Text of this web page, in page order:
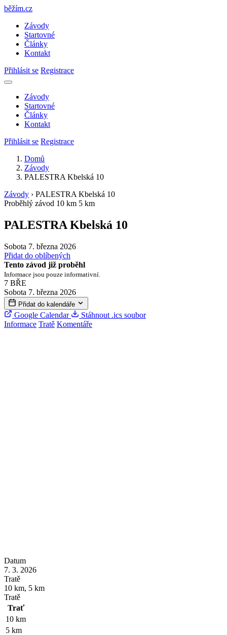
běžím.cz
Závody
Startovné
Články
Kontakt
Přihlásit se Registrace
Závody
Startovné
Články
Kontakt
Přihlásit se Registrace
Domů
Závody
PALESTRA Kbelská 10
Závody › PALESTRA Kbelská 10
Proběhlý závod 10 km 5 km
PALESTRA Kbelská 10
Sobota 7. března 2026
Přidat do oblíbených
Tento závod již proběhl
Informace jsou pouze informativní.
7 BŘE
Sobota 7. března 2026
Přidat do kalendáře
Google Calendar
Stáhnout .ics soubor
Informace Tratě Komentáře
Datum
7. 3. 2026
Tratě
10 km, 5 km
Tratě
Trať
10 km
5 km